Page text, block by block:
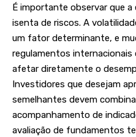
É importante observar que
isenta de riscos. A
um fator determinante, e
regulamentos internacionais
afetar diretamente o
Investidores que desejam
semelhantes devem
acompanhamento de
avaliação de fundamentos